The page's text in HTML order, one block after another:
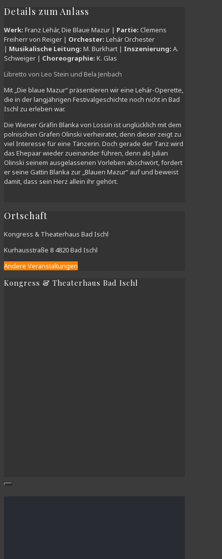
Details zum Anlass
Werk: Franz Lehár, Die Blaue Mazur | Partie: Clemens
Freiherr von Reiger | Orchester: Lehár Orchester
| Musikalische Leitung: M. Burkhart | Inszenierung: A.
Schweiger | Choreographie: K. Glas
Libretto von Leo Stein und Bela Jenbach
Mit „Die blaue Mazur“ präsentieren wir eine Lehár-Operette,
die in der langjährigen Festivalgeschichte noch nicht in Bad
Ischl zu erleben war.
Die Wiener Gräfin Blanka von Lossin ist unglücklich mit dem
polnischen Grafen Olinski verheiratet, denn dieser zeigt zu
viel Interesse für eine Tänzerin. Doch gerade der Tanz wird
das Ehepaar wieder zueinander führen, denn als Julian
Olinski seinem ausgelassenen Vorleben abschwört, fordert
er seine Gattin Blanka zur „Blauen Mazur“ auf und beweist
damit, dass sein Herz allein ihr gehört.
Ortschaft
Kongress & Theaterhaus Bad Ischl
Kurhausstraße 8 4820 Bad Ischl
Andere Veranstaltungen
Kongress & Theaterhaus Bad Ischl